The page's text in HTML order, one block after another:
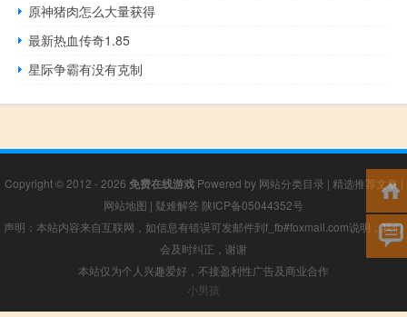
原神猪肉怎么大量获得
最新热血传奇1.85
星际争霸有没有克制
Copyright © 2012 - 2026 免费在线游戏Powered by 网站分类目录 | 精选推荐文章 |
网站地图 | 疑难解答 陕ICP备05044352号
声明：本站内容来自互联网，如信息有错误可发邮件到f_fb#foxmail.com说明，我们
会及时纠正，谢谢
本站仅为个人兴趣爱好，不接盈利性广告及商业合作
小男孩